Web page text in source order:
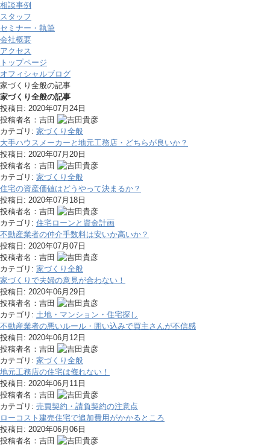
相談事例
スタッフ
セミナー・執筆
会社概要
アクセス
トップページ
オフィシャルブログ
家づくり全般の記事
家づくり全般の記事
投稿日: 2020年07月24日
投稿者名：吉田
カテゴリ: 家づくり全般
大手ハウスメーカーと地元工務店・どちらが良いか？
投稿日: 2020年07月20日
投稿者名：吉田
カテゴリ: 家づくり全般
住宅の資産価値はどうやって決まるか？
投稿日: 2020年07月18日
投稿者名：吉田
カテゴリ: 住宅ローンと資金計画
不動産業者の仲介手数料は安いか高いか？
投稿日: 2020年07月07日
投稿者名：吉田
カテゴリ: 家づくり全般
家づくりで夫婦の意見が合わない！
投稿日: 2020年06月29日
投稿者名：吉田
カテゴリ: 土地・マンション・住宅探し
不動産業者の悪いルール・囲い込みで買主さんが不信感
投稿日: 2020年06月12日
投稿者名：吉田
カテゴリ: 家づくり全般
地元工務店の住宅は侮れない！
投稿日: 2020年06月11日
投稿者名：吉田
カテゴリ: 売買契約・請負契約の注意点
ローコスト建売住宅で追加費用がかかるところ
投稿日: 2020年06月06日
投稿者名：吉田